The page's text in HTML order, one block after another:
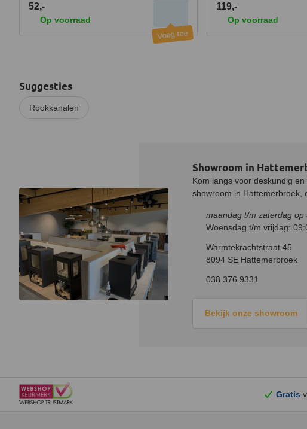
52,-
Op voorraad
119,-
Op voorraad
Suggesties
Rookkanalen
Showroom in
Kom langs voor deskundig
showroom in Hattemerbroek,
maandag t/m zaterdag op
Woensdag t/m vrijdag:
Warmtekrachtstraat 45
8094 SE Hattemerbroek
038 376 9331
Bekijk onze showroom
Gratis